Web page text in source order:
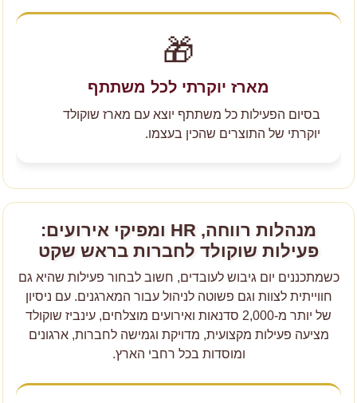
🎁
מארז יוקרתי לכל משתתף
בסיום הפעילות כל משתתף יוצא עם מארז שוקולד
יוקרתי של התוצרים שהכין בעצמו.
מנהלות רווחה, HR ומפיקי אירועים:
פעילות שוקולד לחברות בראש שקט
כשמתכננים יום גיבוש לעובדים, חשוב לבחור פעילות שהיא גם
חווייתית לצוות וגם פשוטה לניהול עבור המארגנים. עם ניסיון
של יותר מ-2,000 סדנאות ואירועים מוצלחים, עינביז שוקולד
מציעה פעילות מקצועית, מדויקת וגמישה לחברות, ארגונים
ומוסדות בכל רחבי הארץ.